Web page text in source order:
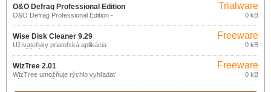
O&O Defrag Professional Edition
23.0.3080
O&O Defrag Professional Edition -
Nástroj na defragmentáciu desktopov
pre Windows! O&O Defrag Professional
Edition pre pracovné stanice s Windows,
vám umožní dosiahnutie a udržanie
najvyššieho stupňa výkonu vášho
systému.
Trialware
0 kB
Wise Disk Cleaner 9.29
Užívateľsky priateľská aplikácia
umožňujúca na disku vyhľadať a
odstrániť rôzne dočasné a nepotrebné
súbory zaberajúce miesto a spomaľujúce
chod vášho počítača.
Freeware
0 kB
WizTree 2.01
WizTree umožňuje rýchlo vyhľadať
súbory a priečinky zaberajúce najviac
miesta na disku.
Freeware
0 kB